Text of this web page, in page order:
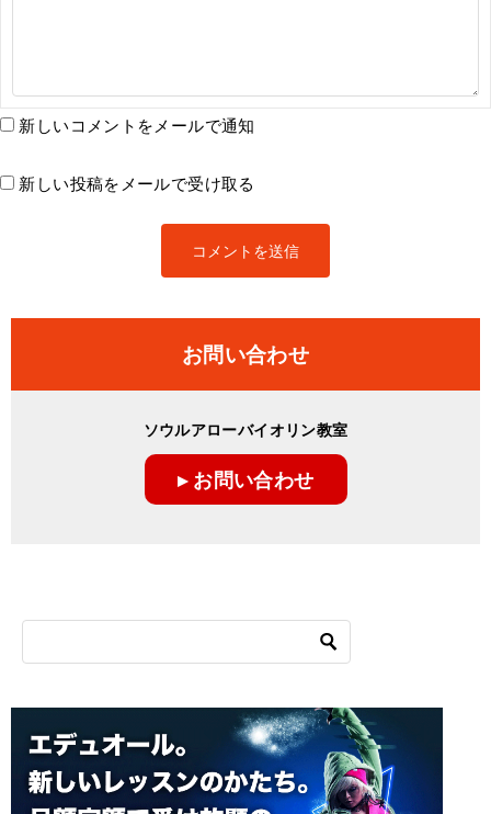
新しいコメントをメールで通知
新しい投稿をメールで受け取る
お問い合わせ
ソウルアローバイオリン教室
▸ お問い合わせ